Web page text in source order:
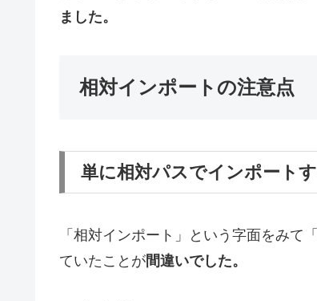
ました。
相対インポートの注意点
単に相対パスでインポート
「相対インポート」という字面をみて「
ていたことが間違いでした。